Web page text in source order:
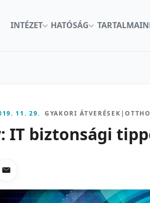
INTÉZET
HATÓSÁG
11. 29. GYAKORI ÁTVERÉSEK |
IT biztonsági
X-en
Megosztas emailben